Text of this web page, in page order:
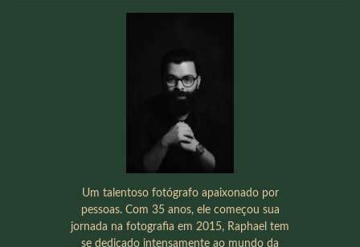
Um talentoso fotógrafo apaixonado por
pessoas. Com 35 anos, ele começou sua
jornada na fotografia em 2015, Raphael tem
se dedicado intensamente ao mundo da